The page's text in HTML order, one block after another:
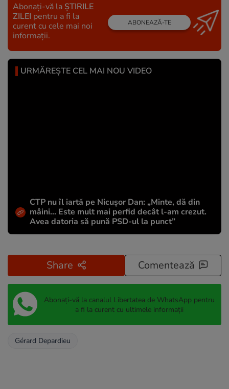
Abonați-vă la ȘTIRILE
ZILEI pentru a fi la
curent cu cele mai noi
informații.
ABONEAZĂ-TE
URMĂREȘTE CEL MAI NOU VIDEO
CTP nu îl iartă pe Nicușor Dan: „Minte, dă din
mâini... Este mult mai perfid decât l-am crezut.
Avea datoria să pună PSD-ul la punct”
Share Comentează
Abonați-vă la canalul Libertatea de WhatsApp pentru
a fi la curent cu ultimele informații
Gérard Depardieu